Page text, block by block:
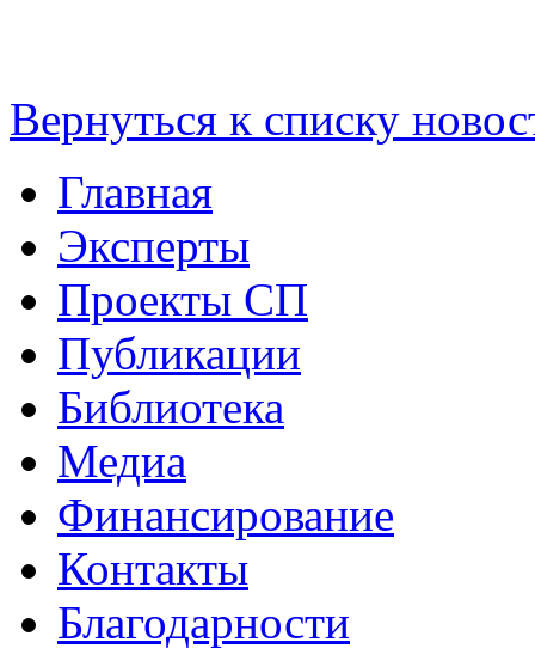
Вернуться к списку
Главная
Эксперты
Проекты СП
Публикации
Библиотека
Медиа
Финансирование
Контакты
Благодарности